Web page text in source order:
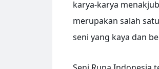
karya-karya
merupakan salah
seni yang kaya dan